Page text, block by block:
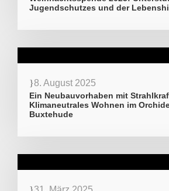
Jugendschutzes und der
8. August 2025
Ein Neubauvorhaben mit
Klimaneutrales Wohnen im
Buxtehude